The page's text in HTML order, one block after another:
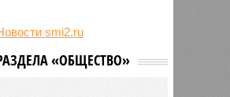
smi2.ru
«ОБЩЕСТВО»